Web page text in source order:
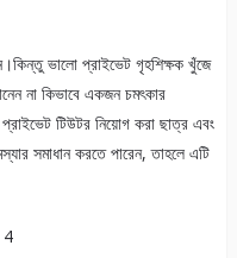
ভালো প্রাইভেট গৃহশিক্ষক খুঁজে
না কিভাবে একজন চমৎকার
টিউটর নিয়োগ করা ছাত্র এবং
সমাধান করতে পারেন, তাহলে এটি